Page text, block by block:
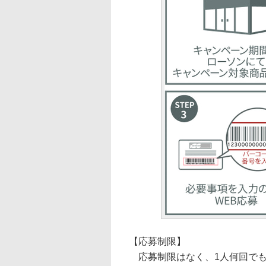
【応募制限】
応募制限はなく、1人何回で